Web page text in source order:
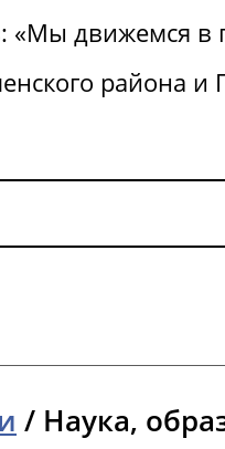
«Мы движемся в
района и
/ Наука,